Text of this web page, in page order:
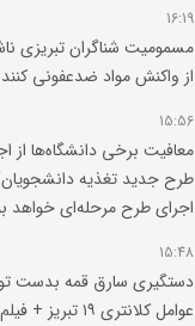
16:19
مسمومیت شناگران تبریزی
از واکنش مواد ضدعفونی‌
15:56
معافیت برخی دانشگاه‌ها از
طرح جدید تغذیه
اجرای طرح مرحله‌ای خواهد
15:48
دستگیری سارق قمه بدست
عوامل کلانتری ۱۹ تبريز + فیلم